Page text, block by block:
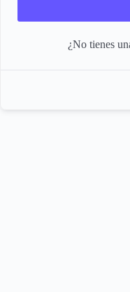
¿No tienes